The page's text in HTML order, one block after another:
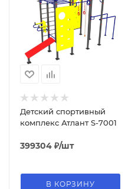
Детский спортивный
комплекс Атлант S-7001
399304 ₽/шт
В КОРЗИНУ